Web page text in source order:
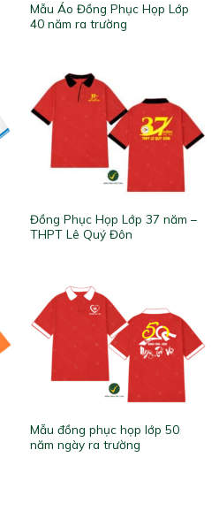
Mẫu Áo Đồng Phục Họp Lớp
40 năm ra trường
Đồng Phục Họp Lớp 37 năm –
THPT Lê Quý Đôn
Mẫu đồng phục họp lớp 50
năm ngày ra trường